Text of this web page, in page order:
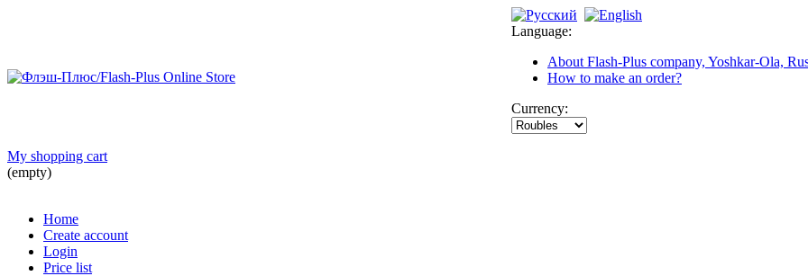
Language:
About Flash-Plus company, Yoshkar-Ola,
How to make an order?
Currency:
My shopping cart
(empty)
Home
Create account
Login
Price list